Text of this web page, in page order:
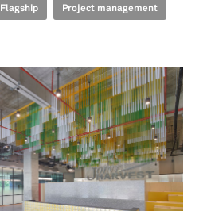
Flagship Project management